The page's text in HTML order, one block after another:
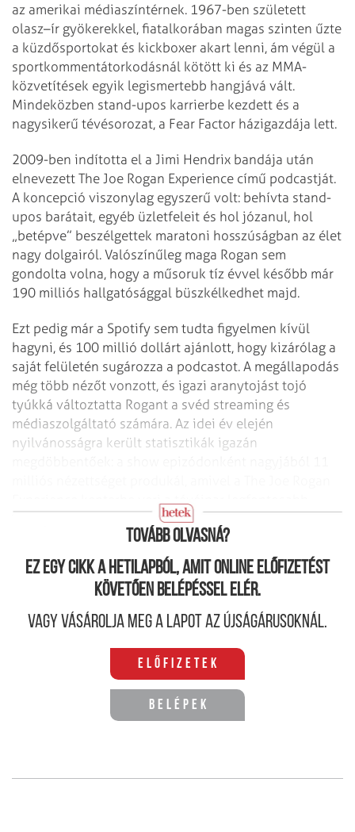
az amerikai médiaszíntérnek. 1967-ben született
olasz–ír gyökerekkel, fiatalkorában magas szinten űzte
a küzdősportokat és kickboxer akart lenni, ám végül a
sportkommentátorkodásnál kötött ki és az MMA-
közvetítések egyik legismertebb hangjává vált.
Mindeközben stand-upos karrierbe kezdett és a
nagysikerű tévésorozat, a Fear Factor házigazdája lett.
2009-ben indította el a Jimi Hendrix bandája után
elnevezett The Joe Rogan Experience című podcastját.
A koncepció viszonylag egyszerű volt: behívta stand-
upos barátait, egyéb üzletfeleit és hol józanul, hol
„betépve” beszélgettek maratoni hosszúságban az élet
nagy dolgairól. Valószínűleg maga Rogan sem
gondolta volna, hogy a műsoruk tíz évvel később már
190 milliós hallgatósággal büszkélkedhet majd.
Ezt pedig már a Spotify sem tudta figyelmen kívül
hagyni, és 100 millió dollárt ajánlott, hogy kizárólag a
saját felületén sugározza a podcastot. A megállapodás
még több nézőt vonzott, és igazi aranytojást tojó
tyúkká változtatta Rogant a svéd streaming és
médiaszolgáltató számára. Az idei év elején
nyilvánosságra került statisztikák igazán
szereplőit, beleértve a CNN-t és társait is.
Tovább olvasná?
Ez egy cikk a hetilapból, amit online előfizetést
követően belépéssel elér.
Vagy vásárolja meg a lapot az újságárusoknál.
Előfizetek
Belépek